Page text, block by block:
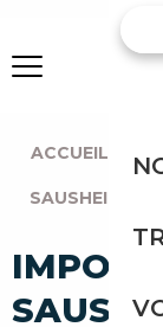
ACCUEIL
SAUSHEIM
IMPORT